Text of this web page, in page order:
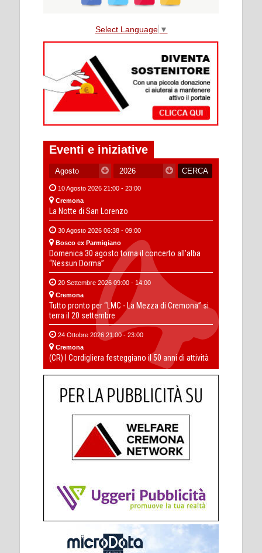
Select Language ▼
Eventi e iniziative
10 Agosto 2026 21:00 - 23:00
Cremona
La Notte di San Lorenzo
30 Agosto 2026 06:38 - 09:00
Bosco ex Parmigiano
Domenica 30 agosto torna il concerto all’alba
“Nessun Dorma”
20 Settembre 2026 09:00 - 14:00
Cremona
Tutto pronto per “LMC - La Mezza di Cremona” si
terra il 20 settembre
24 Ottobre 2026 21:00 - 23:00
Cremona
(CR) I Cordigliera festeggiano il 50 anni di attività